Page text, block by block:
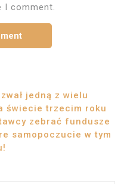
comment.
jedną z wielu
świecie trzecim roku
zebrać fundusze
samopoczucie w tym